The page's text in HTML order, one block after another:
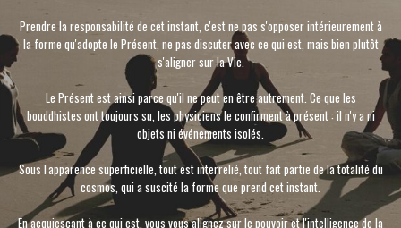
Prendre la responsabilité de cet instant, c'est ne pas s'opposer intérieurement à
la forme qu'adopte le Présent, ne pas discuter avec ce qui est, mais bien plutôt
s'aligner sur la Vie.
Le Présent est ainsi parce qu'il ne peut en être autrement. Ce que les
bouddhistes ont toujours su, les physiciens le confirment à présent : il n'y a ni
objets ni événements isolés.
Sous l'apparence superficielle, tout est interrelié, tout fait partie de la totalité du
cosmos, qui a suscité la forme que prend cet instant.
En acquiesçant à ce qui est, vous vous alignez sur le pouvoir et l'intelligence de la